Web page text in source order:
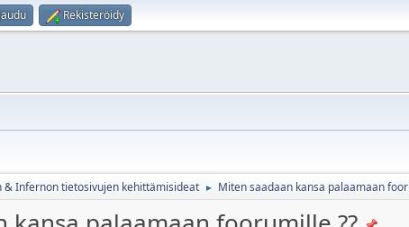
Rekisteröidy
& Infernon tietosivujen kehittämisideat ► Miten saadaan kansa palaamaan